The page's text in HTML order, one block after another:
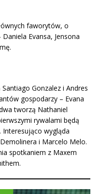
faworytów, o
Evansa, Jensona
Gonzalez i Andres
gospodarzy – Evana
tworzą Nathaniel
rywalami będą
Interesująco wygląda
i Marcelo Melo.
spotkaniem z Maxem